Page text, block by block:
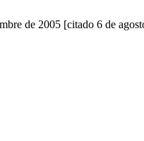
de 2005 [citado 6 de